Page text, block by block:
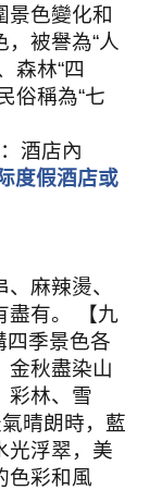
景色變化和
，被譽為“人
森林“四
俗稱為“七
酒店內
度假酒店或
麻辣燙、
盡有。 【九
四季景色各
金秋盡染山
彩林、雪
晴朗時，藍
光浮翠，美
色彩和風